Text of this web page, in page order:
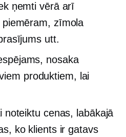
ņemti vērā arī
zīmola
utt.
nosaka
produktiem, lai
noteiktu cenas, labākajā
ko klients ir gatavs